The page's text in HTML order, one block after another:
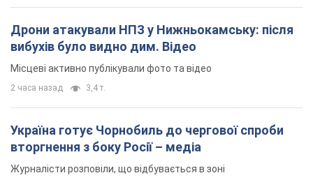
Дрони атакували НПЗ у Нижньокамську: після
вибухів було видно дим. Відео
Місцеві активно публікували фото та відео
2 часа назад 3,4 т.
Україна готує Чорнобиль до чергової спроби
вторгнення з боку Росії – медіа
Журналісти розповіли, що відбувається в зоні